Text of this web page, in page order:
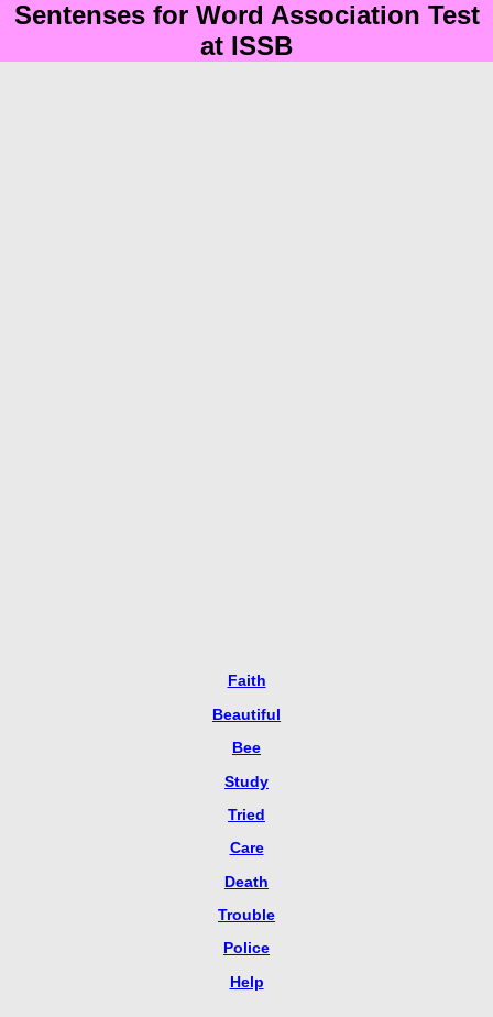
Sentenses for Word Association Test
at ISSB
Faith
Beautiful
Bee
Study
Tried
Care
Death
Trouble
Police
Help